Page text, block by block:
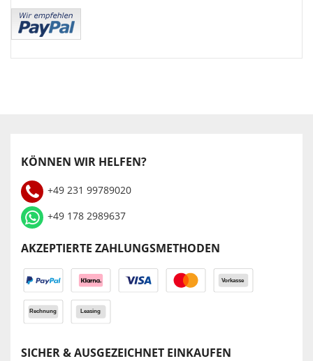
KÖNNEN WIR HELFEN?
+49 231 99789020
+49 178 2989637
AKZEPTIERTE ZAHLUNGSMETHODEN
SICHER & AUSGEZEICHNET EINKAUFEN